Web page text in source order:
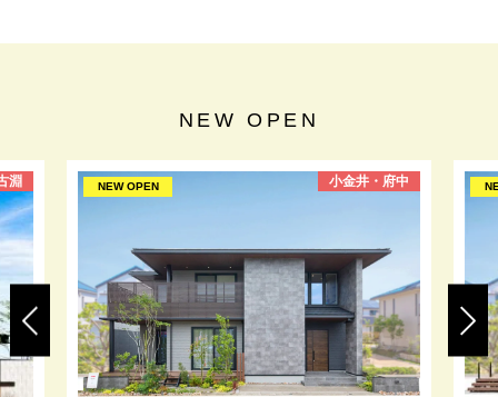
NEW OPEN
淵 NEW OPEN 小金井・府中